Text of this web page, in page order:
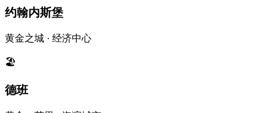
约翰内斯堡
黄金之城 · 经济中心
🏖️
德班